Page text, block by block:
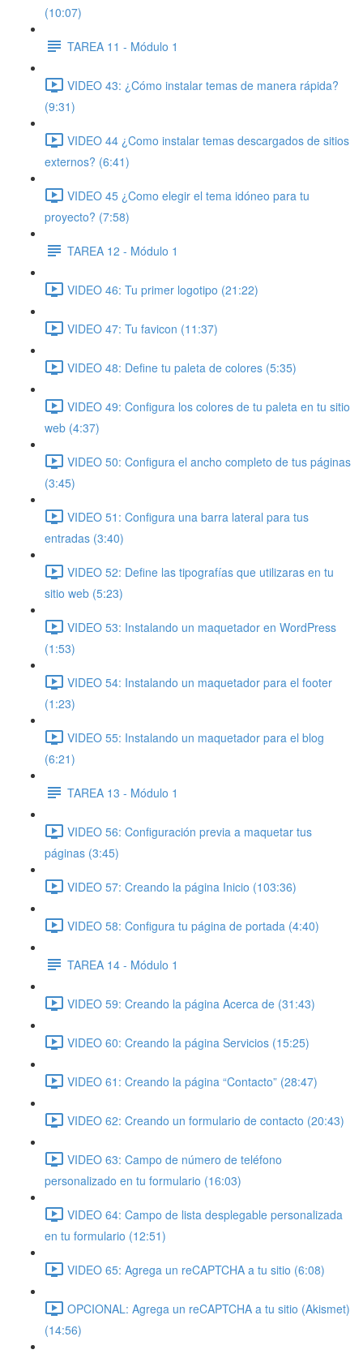
(10:07)
TAREA 11 - Módulo 1
VIDEO 43: ¿Cómo instalar temas de manera rápida?
(9:31)
VIDEO 44 ¿Como instalar temas descargados de sitios
externos? (6:41)
VIDEO 45 ¿Como elegir el tema idóneo para tu
proyecto? (7:58)
TAREA 12 - Módulo 1
VIDEO 46: Tu primer logotipo (21:22)
VIDEO 47: Tu favicon (11:37)
VIDEO 48: Define tu paleta de colores (5:35)
VIDEO 49: Configura los colores de tu paleta en tu sitio
web (4:37)
VIDEO 50: Configura el ancho completo de tus páginas
(3:45)
VIDEO 51: Configura una barra lateral para tus
entradas (3:40)
VIDEO 52: Define las tipografías que utilizaras en tu
sitio web (5:23)
VIDEO 53: Instalando un maquetador en WordPress
(1:53)
VIDEO 54: Instalando un maquetador para el footer
(1:23)
VIDEO 55: Instalando un maquetador para el blog
(6:21)
TAREA 13 - Módulo 1
VIDEO 56: Configuración previa a maquetar tus
páginas (3:45)
VIDEO 57: Creando la página Inicio (103:36)
VIDEO 58: Configura tu página de portada (4:40)
TAREA 14 - Módulo 1
VIDEO 59: Creando la página Acerca de (31:43)
VIDEO 60: Creando la página Servicios (15:25)
VIDEO 61: Creando la página “Contacto” (28:47)
VIDEO 62: Creando un formulario de contacto (20:43)
VIDEO 63: Campo de número de teléfono
personalizado en tu formulario (16:03)
VIDEO 64: Campo de lista desplegable personalizada
en tu formulario (12:51)
VIDEO 65: Agrega un reCAPTCHA a tu sitio (6:08)
OPCIONAL: Agrega un reCAPTCHA a tu sitio (Akismet)
(14:56)